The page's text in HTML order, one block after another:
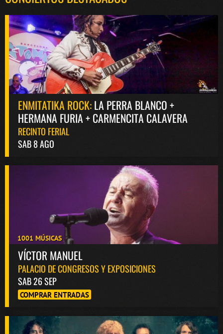
ENMITATIKA ROCK:LA PERRA BLANCO +
HERMANA FURIA + CARMENCITA CALAVERA
RECINTO FERIAL
SAB 8 AGO
1001 MÚSICAS
VÍCTOR MANUEL
PALACIO DE CONGRESOS Y EXPOSICIONES
SAB 26 SEP
COMPRAR ENTRADAS